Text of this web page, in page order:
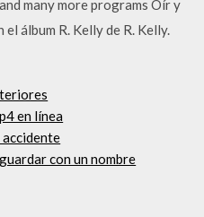
many more programs Oír y
álbum R. Kelly de R. Kelly.
en línea
con un nombre